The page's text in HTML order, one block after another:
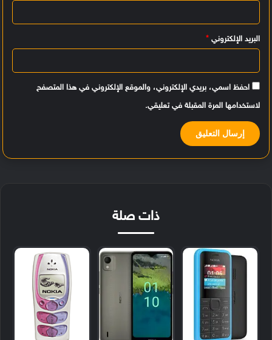
البريد الإلكتروني *
احفظ اسمي، بريدي الإلكتروني، والموقع الإلكتروني في هذا المتصفح
لاستخدامها المرة المقبلة في تعليقي.
ذات صلة